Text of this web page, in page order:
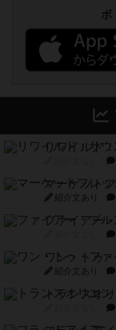
ボ
リワイルド
マーケット
紹介文あり
ファイアー
ワン・トゥ
紹介文あり
トランスオ